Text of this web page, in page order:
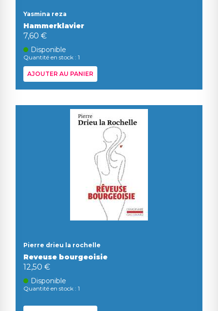
Yasmina reza
Hammerklavier
7,60 €
Disponible
Quantité en stock : 1
AJOUTER AU PANIER
Pierre drieu la rochelle
Reveuse bourgeoisie
12,50 €
Disponible
Quantité en stock : 1